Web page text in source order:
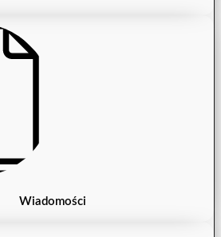
Wiadomości